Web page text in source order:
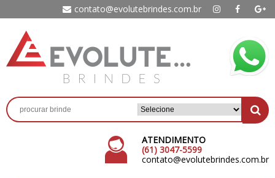
contato@evolutebrindes.com.br
ATENDIMENTO
(61) 3047-5599
contato@evolutebrindes.com.br